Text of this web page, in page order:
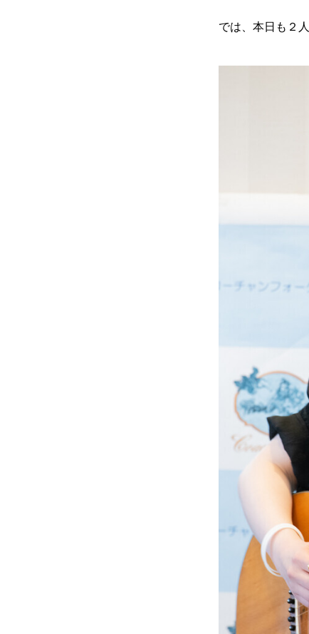
無料で登録したい企業様はこち
北海道最強のビジネス課題解
無料で登録したい企業様はこちら
北海道最強のビジネス課題解決
では、本日も２